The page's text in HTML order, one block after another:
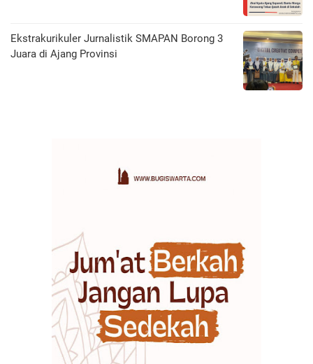
Ekstrakurikuler Jurnalistik SMAPAN Borong 3
Juara di Ajang Provinsi